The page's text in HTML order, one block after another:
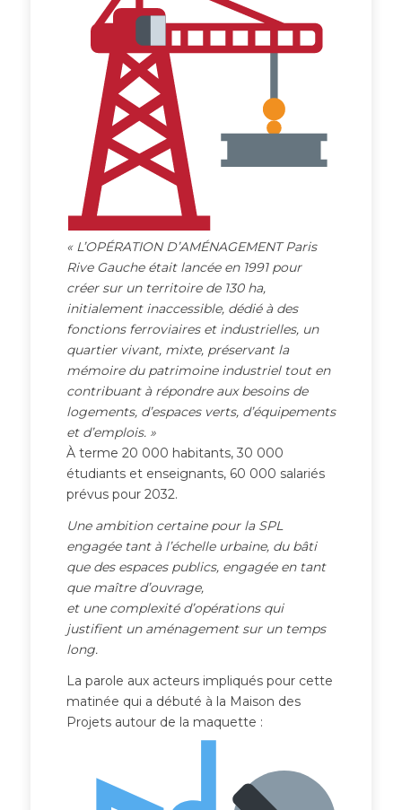
« L’OPÉRATION D’AMÉNAGEMENT Paris
Rive Gauche était lancée en 1991 pour
créer sur un territoire de 130 ha,
initialement inaccessible, dédié à des
fonctions ferroviaires et industrielles, un
quartier vivant, mixte, préservant la
mémoire du patrimoine industriel tout en
contribuant à répondre aux besoins de
logements, d’espaces verts, d’équipements
et d’emplois. »
À terme 20 000 habitants, 30 000
étudiants et enseignants, 60 000 salariés
prévus pour 2032.
Une ambition certaine pour la SPL
engagée tant à l’échelle urbaine, du bâti
que des espaces publics, engagée en tant
que maître d’ouvrage,
et une complexité d’opérations qui
justifient un aménagement sur un temps
long.
La parole aux acteurs impliqués pour cette
matinée qui a débuté à la Maison des
Projets autour de la maquette :